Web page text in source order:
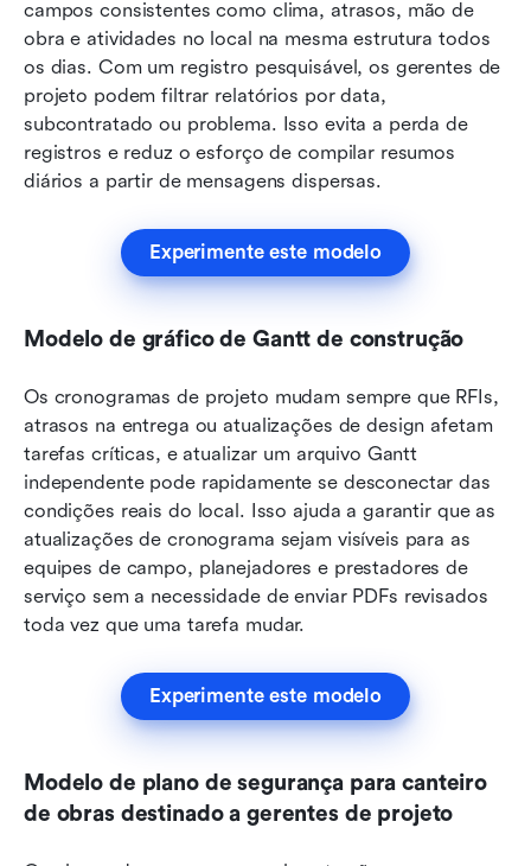
campos consistentes como clima, atrasos, mão de
obra e atividades no local na mesma estrutura todos
os dias. Com um registro pesquisável, os gerentes de
projeto podem filtrar relatórios por data,
subcontratado ou problema. Isso evita a perda de
registros e reduz o esforço de compilar resumos
diários a partir de mensagens dispersas.
Experimente este modelo
Modelo de gráfico de Gantt de construção
Os cronogramas de projeto mudam sempre que RFIs,
atrasos na entrega ou atualizações de design afetam
tarefas críticas, e atualizar um arquivo Gantt
independente pode rapidamente se desconectar das
condições reais do local. Isso ajuda a garantir que as
atualizações de cronograma sejam visíveis para as
equipes de campo, planejadores e prestadores de
serviço sem a necessidade de enviar PDFs revisados
toda vez que uma tarefa mudar.
Experimente este modelo
Modelo de plano de segurança para canteiro
de obras destinado a gerentes de projeto